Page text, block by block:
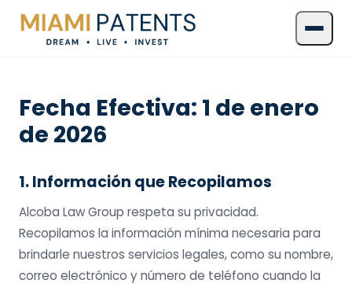
Fecha Efectiva: 1 de enero
de 2026
1. Información que Recopilamos
Alcoba Law Group respeta su privacidad.
Recopilamos la información mínima necesaria para
brindarle nuestros servicios legales, como su nombre,
correo electrónico y número de teléfono cuando la